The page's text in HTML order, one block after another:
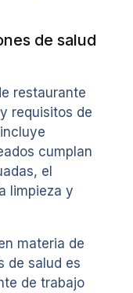
de salud
restaurante
requisitos de
cumplan
el
limpieza y
materia de
de salud es
de trabajo